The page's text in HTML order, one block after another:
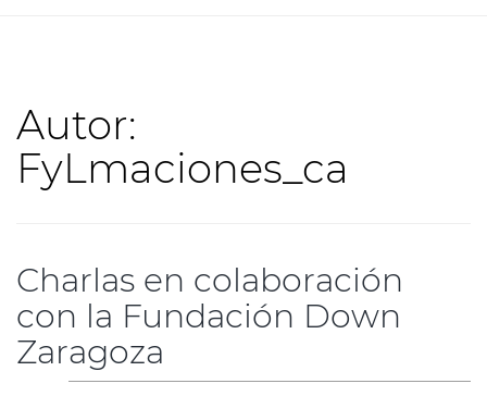
Autor:
FyLmaciones_ca
Charlas en colaboración
con la Fundación Down
Zaragoza